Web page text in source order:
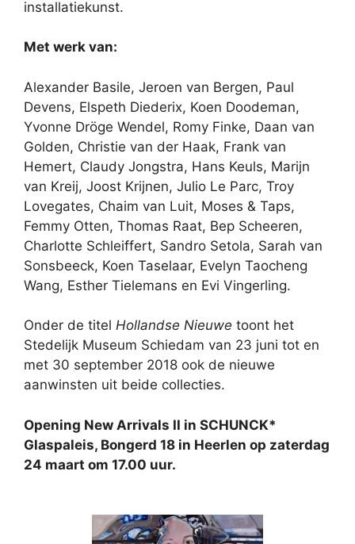
installatiekunst.
Met werk van:
Alexander Basile, Jeroen van Bergen, Paul
Devens, Elspeth Diederix, Koen Doodeman,
Yvonne Dröge Wendel, Romy Finke, Daan van
Golden, Christie van der Haak, Frank van
Hemert, Claudy Jongstra, Hans Keuls, Marijn
van Kreij, Joost Krijnen, Julio Le Parc, Troy
Lovegates, Chaim van Luit, Moses & Taps,
Femmy Otten, Thomas Raat, Bep Scheeren,
Charlotte Schleiffert, Sandro Setola, Sarah van
Sonsbeeck, Koen Taselaar, Evelyn Taocheng
Wang, Esther Tielemans en Evi Vingerling.
Onder de titel Hollandse Nieuwe toont het
Stedelijk Museum Schiedam van 23 juni tot en
met 30 september 2018 ook de nieuwe
aanwinsten uit beide collecties.
Opening New Arrivals II in SCHUNCK*
Glaspaleis, Bongerd 18 in Heerlen op zaterdag
24 maart om 17.00 uur.